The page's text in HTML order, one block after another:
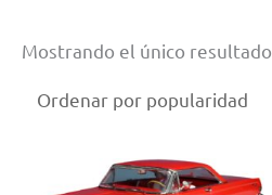
Mostrando el único resultado